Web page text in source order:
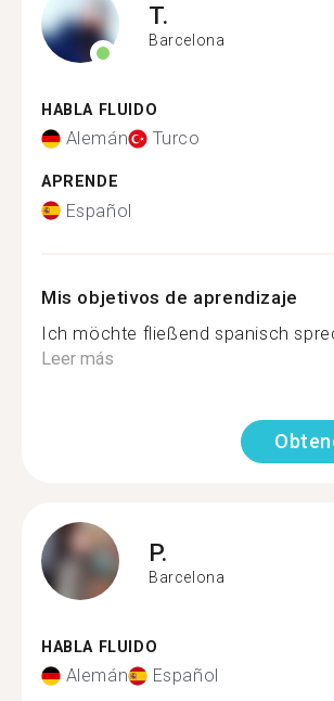
T.
Barcelona
HABLA FLUIDO
Alemán Turco
APRENDE
Español
Mis objetivos de aprendizaje
Ich möchte fließend spanisch
Leer más
P.
Barcelona
HABLA FLUIDO
Alemán Español